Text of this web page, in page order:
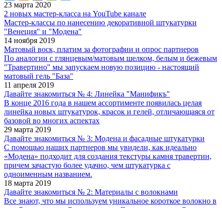
23 марта 2020
2 новых мастер-класса на YouTube канале
Мастер-классы по нанесению декоративной штукатурки
"Венеция" и "Модена"
14 ноября 2019
Матовый воск, платим за фотографии и опрос партнеров
По аналогии с глянцевым/матовым шелком, белым и бежевым
"Травертино" мы запускаем новую позицию - настоящий
матовый гель "База"
11 апреля 2019
Давайте знакомиться № 4: ​​​​​​​Линейка "Манификъ"
В конце 2016 года в нашем ассортименте появилась целая
линейка новых штукатурок, красок и гелей, отличающаяся от
базовой во многих аспектах
29 марта 2019
Давайте знакомиться № 3: ​​​​​​​Модена и фасадные штукатурки
С помощью наших партнеров мы увидели, как идеально
«Модена» подходит для создания текстуры камня травертин,
причем зачастую более удачно, чем штукатурка с
одноименным названием.
18 марта 2019
Давайте знакомиться № 2: ​​​​​​​Материалы с волокнами
Все знают, что мы используем уникальное короткое волокно в